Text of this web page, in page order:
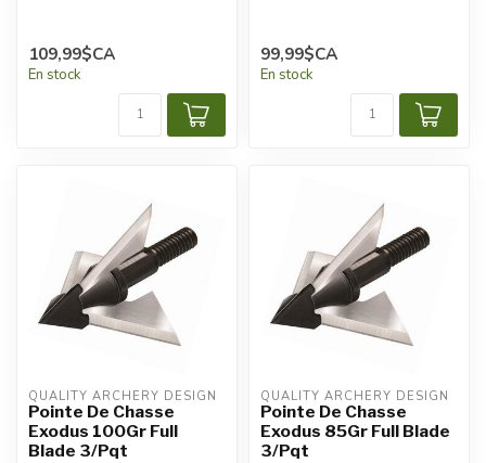
109,99$CA
En stock
99,99$CA
En stock
QUALITY ARCHERY DESIGN
Pointe De Chasse
Exodus 100Gr Full
Blade 3/Pqt
QUALITY ARCHERY DESIGN
Pointe De Chasse
Exodus 85Gr Full Blade
3/Pqt